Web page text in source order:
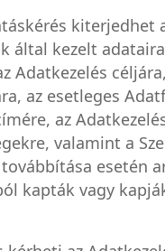
kiterjedhet
által kezelt
Adatkezelés
az esetleges
az
valamint a
esetén
kapták vagy